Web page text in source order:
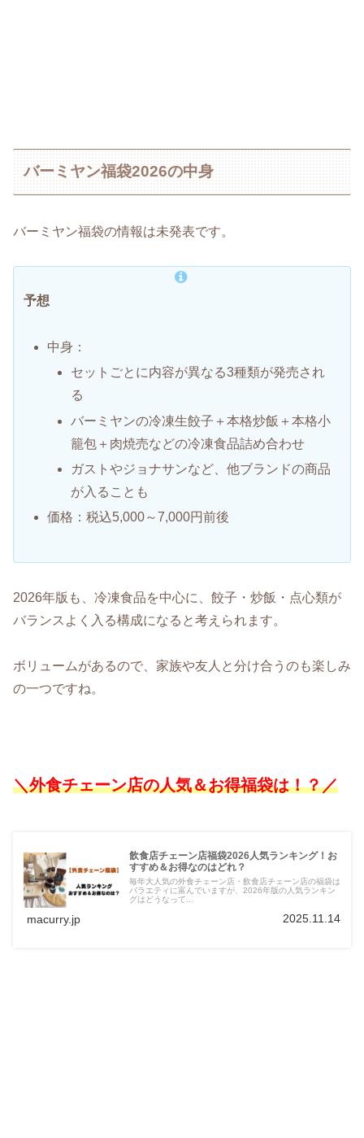
バーミヤン福袋2026の中身
バーミヤン福袋の情報は未発表です。
予想
中身：
セットごとに内容が異なる3種類が発売され
る
バーミヤンの冷凍生餃子＋本格炒飯＋本格小
籠包＋肉焼売などの冷凍食品詰め合わせ
ガストやジョナサンなど、他ブランドの商品
が入ることも
価格：税込5,000～7,000円前後
2026年版も、冷凍食品を中心に、餃子・炒飯・点心類が
バランスよく入る構成になると考えられます。
ボリュームがあるので、家族や友人と分け合うのも楽しみ
の一つですね。
＼外食チェーン店の人気＆お得福袋は！？／
飲食店チェーン店福袋2026人気ランキング！お
すすめ＆お得なのはどれ？
毎年大人気の外食チェーン店・飲食店チェーン店の福袋は
バラエティに富んでいますが、2026年版の人気ランキン
グはどうなって...
macurry.jp 2025.11.14